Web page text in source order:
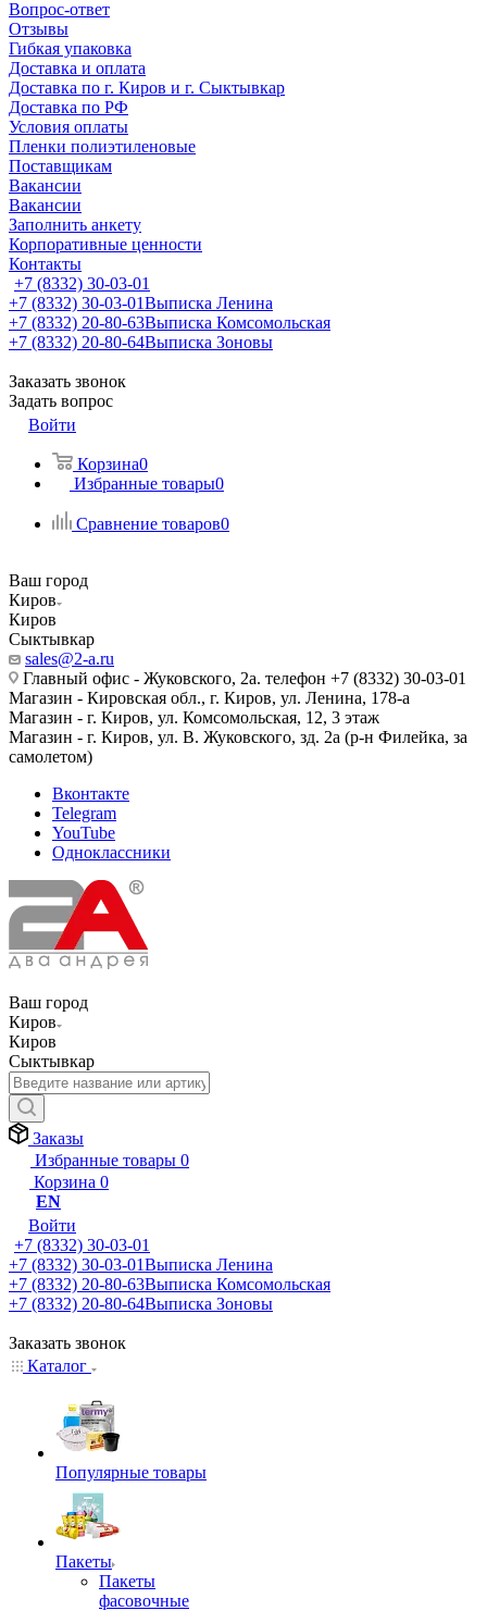
Вопрос-ответ
Отзывы
Гибкая упаковка
Доставка и оплата
Доставка по г. Киров и г. Сыктывкар
Доставка по РФ
Условия оплаты
Пленки полиэтиленовые
Поставщикам
Вакансии
Вакансии
Заполнить анкету
Корпоративные ценности
Контакты
+7 (8332) 30-03-01
+7 (8332) 30-03-01Выписка Ленина
+7 (8332) 20-80-63Выписка Комсомольская
+7 (8332) 20-80-64Выписка Зоновы
Заказать звонок
Задать вопрос
Войти
Корзина0
Избранные товары0
Сравнение товаров0
Ваш город
Киров
Киров
Сыктывкар
sales@2-a.ru
Главный офис - Жуковского, 2а. телефон +7 (8332) 30-03-01
Магазин - Кировская обл., г. Киров, ул. Ленина, 178-а
Магазин - г. Киров, ул. Комсомольская, 12, 3 этаж
Магазин - г. Киров, ул. В. Жуковского, зд. 2а (р-н Филейка, за
самолетом)
Вконтакте
Telegram
YouTube
Одноклассники
Ваш город
Киров
Киров
Сыктывкар
Заказы
Избранные товары 0
Корзина 0
EN
Войти
+7 (8332) 30-03-01
+7 (8332) 30-03-01Выписка Ленина
+7 (8332) 20-80-63Выписка Комсомольская
+7 (8332) 20-80-64Выписка Зоновы
Заказать звонок
Каталог
Популярные товары
Пакеты
Пакеты
фасовочные